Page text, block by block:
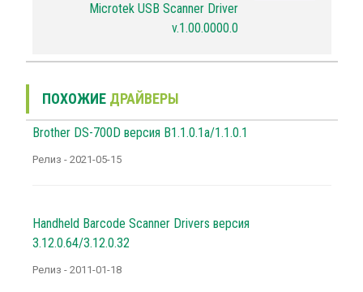
Microtek USB Scanner Driver
v.1.00.0000.0
ПОХОЖИЕ ДРАЙВЕРЫ
Brother DS-700D версия B1.1.0.1a/1.1.0.1
Релиз - 2021-05-15
Handheld Barcode Scanner Drivers версия
3.12.0.64/3.12.0.32
Релиз - 2011-01-18